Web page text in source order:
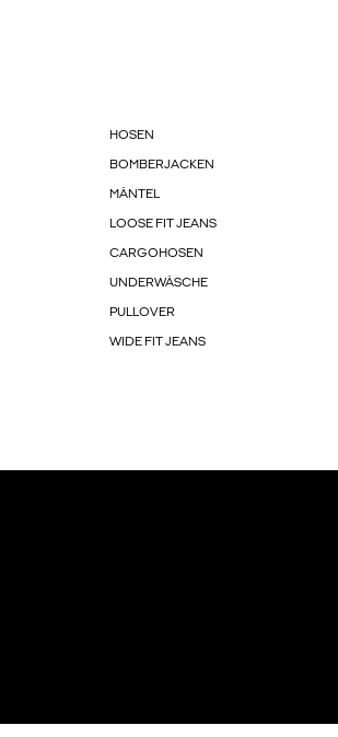
HOSEN
BOMBERJACKEN
MÄNTEL
LOOSE FIT JEANS
CARGOHOSEN
UNDERWÄSCHE
PULLOVER
WIDE FIT JEANS